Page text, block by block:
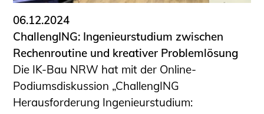
06.12.2024
ChallengING: Ingenieurstudium zwischen
Rechenroutine und kreativer Problemlösung
Die IK-Bau NRW hat mit der Online-
Podiumsdiskussion „ChallengING
Herausforderung Ingenieurstudium: